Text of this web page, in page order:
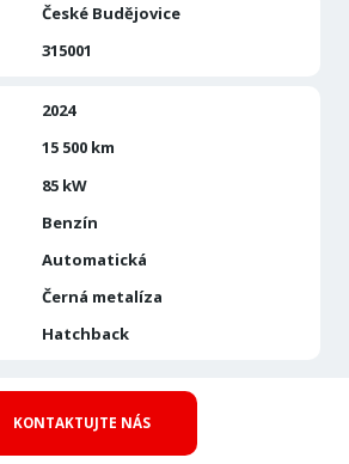
České Budějovice
315001
2024
15 500 km
85 kW
Benzín
Automatická
Černá metalíza
Hatchback
KONTAKTUJTE NÁS